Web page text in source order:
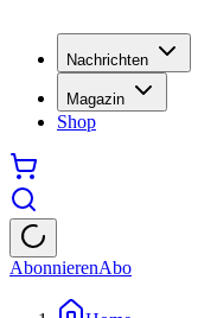
Nachrichten
Magazin
Shop
AbonnierenAbo